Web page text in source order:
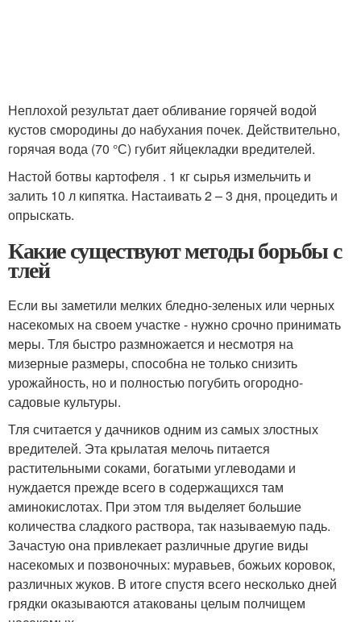
Неплохой результат дает обливание горячей водой
кустов смородины до набухания почек. Действительно,
горячая вода (70 °С) губит яйцекладки вредителей.
Настой ботвы картофеля . 1 кг сырья измельчить и
залить 10 л кипятка. Настаивать 2 – 3 дня, процедить и
опрыскать.
Какие существуют методы борьбы с
тлей
Если вы заметили мелких бледно-зеленых или черных
насекомых на своем участке - нужно срочно принимать
меры. Тля быстро размножается и несмотря на
мизерные размеры, способна не только снизить
урожайность, но и полностью погубить огородно-
садовые культуры.
Тля считается у дачников одним из самых злостных
вредителей. Эта крылатая мелочь питается
растительными соками, богатыми углеводами и
нуждается прежде всего в содержащихся там
аминокислотах. При этом тля выделяет большие
количества сладкого раствора, так называемую падь.
Зачастую она привлекает различные другие виды
насекомых и позвоночных: муравьев, божьих коровок,
различных жуков. В итоге спустя всего несколько дней
грядки оказываются атакованы целым полчищем